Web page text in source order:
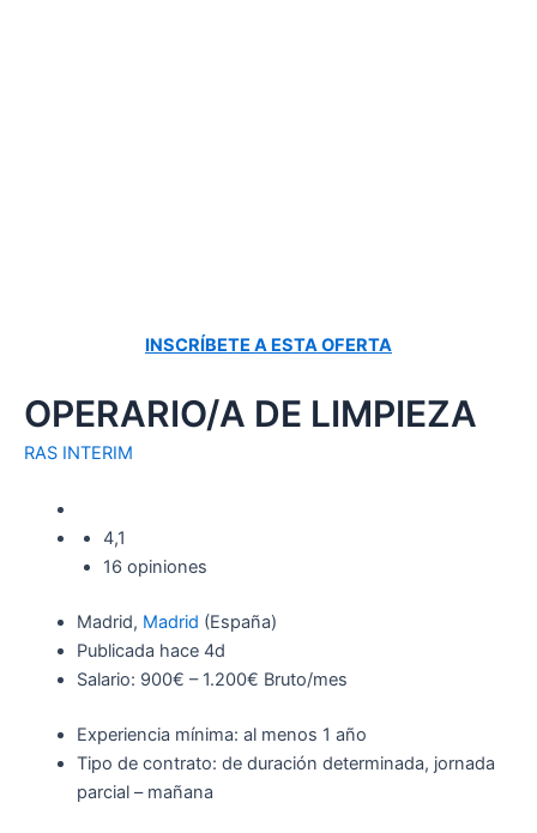
INSCRÍBETE A ESTA OFERTA
OPERARIO/A DE LIMPIEZA
RAS INTERIM
4,1
16 opiniones
Madrid, Madrid (España)
Publicada hace 4d
Salario: 900€ – 1.200€ Bruto/mes
Experiencia mínima: al menos 1 año
Tipo de contrato: de duración determinada, jornada
parcial – mañana